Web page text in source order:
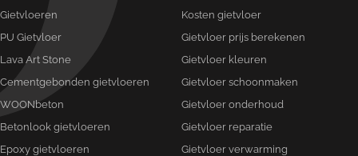
Gietvloeren
PU Gietvloer
Lava Art Stone
Cementgebonden gietvloeren
WOONbeton
Betonlook gietvloeren
Epoxy gietvloeren
Kosten gietvloer
Gietvloer prijs berekenen
Gietvloer kleuren
Gietvloer schoonmaken
Gietvloer onderhoud
Gietvloer reparatie
Gietvloer verwarming